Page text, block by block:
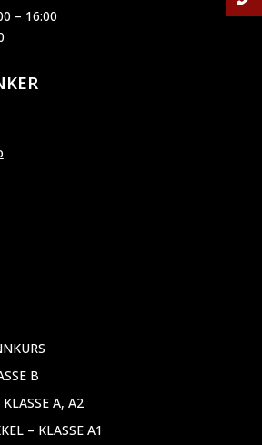
– 16:00
B
A, A2
– KLASSE A1